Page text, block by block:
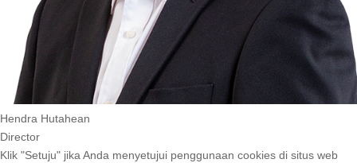
Hendra Hutahean
Director
Klik "Setuju" jika Anda menyetujui penggunaan cookies di situs web